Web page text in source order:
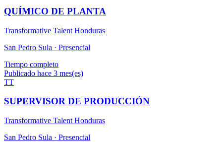
QUÍMICO DE PLANTA
Transformative Talent Honduras
San Pedro Sula · Presencial
Tiempo completo
Publicado hace 3 mes(es)
TT
SUPERVISOR DE PRODUCCIÓN
Transformative Talent Honduras
San Pedro Sula · Presencial